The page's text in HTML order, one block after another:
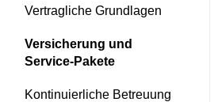
Vertragliche Grundlagen
Versicherung und
Service-Pakete
Kontinuierliche Betreuung